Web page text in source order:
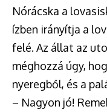
Nórácska a
ízben irányítja a
felé. Az állat az
méghozzá úgy,
nyeregből, és a
– Nagyon jó!